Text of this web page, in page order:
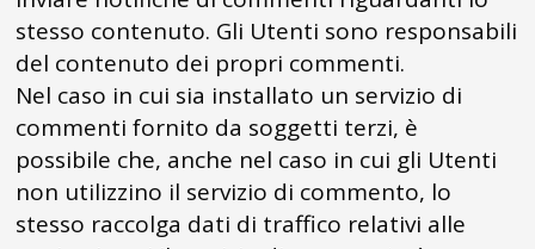
stesso contenuto. Gli Utenti sono responsabili
del contenuto dei propri commenti.
Nel caso in cui sia installato un servizio di
commenti fornito da soggetti terzi, è
possibile che, anche nel caso in cui gli Utenti
non utilizzino il servizio di commento, lo
stesso raccolga dati di traffico relativi alle